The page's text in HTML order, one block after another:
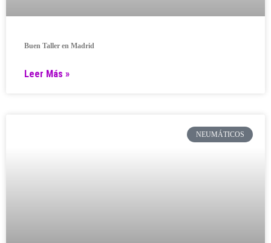
Buen Taller en Madrid
Leer Más »
NEUMÁTICOS